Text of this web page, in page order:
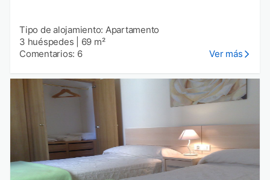
Tipo de alojamiento: Apartamento
3 huéspedes
69 m²
Comentarios: 6
Ver más